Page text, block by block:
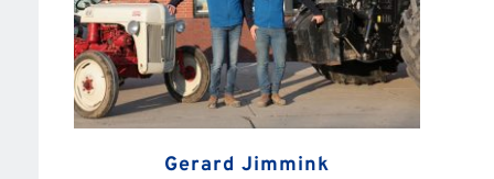
Gerard Jimmink